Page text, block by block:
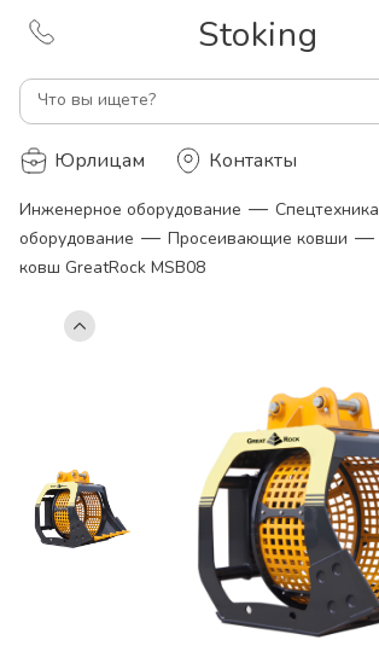
Stoking
Что вы ищете?
Юрлицам Контакты
Инженерное оборудование — Спецтехника
оборудование — Просеивающие ковши —
ковш GreatRock MSB08